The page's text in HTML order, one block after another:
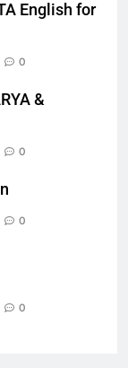
English for
0
&
0
0
0